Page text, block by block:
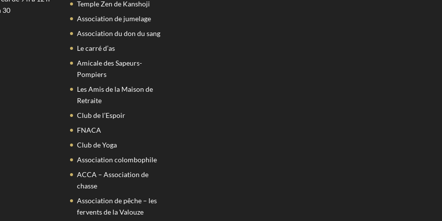
30
Temple Zen de Kanshoji
Association de jumelage
Association du don du sang
Le carré d’as
Amicale des Sapeurs-
Pompiers
Les Amis de la Maison de
Retraite
Club de l’Espoir
FNACA
Club de Yoga
Association colombophile
ACCA – Association de
chasse
Association de pêche – les
fervents de la Valouze